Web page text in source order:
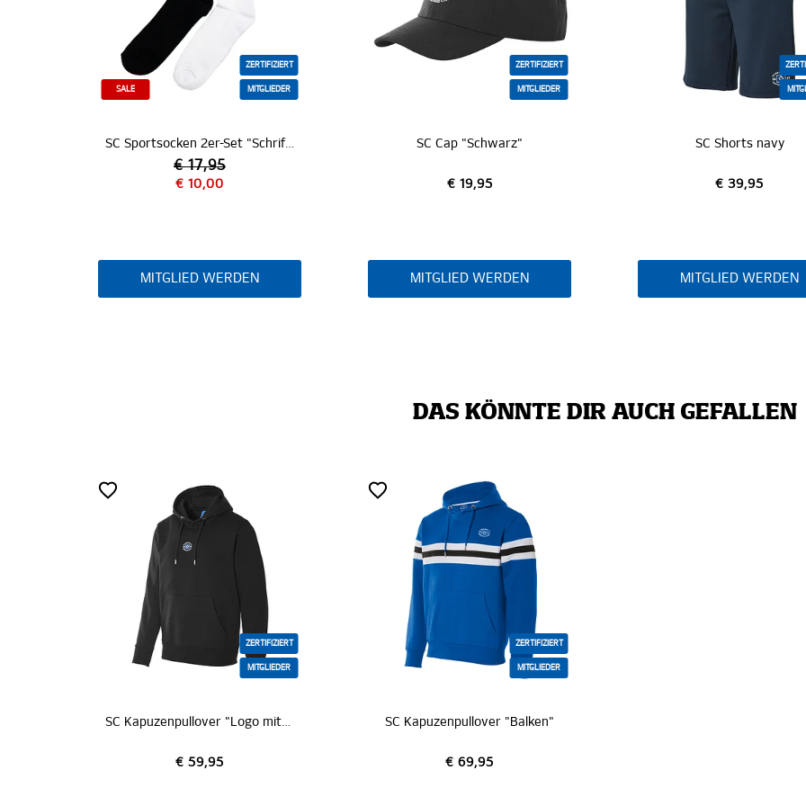
SALE
ZERTIFIZIERT
MITGLIEDER
SC Sportsocken 2er-Set "Schriftzug"
€ 17,95
€ 10,00
MITGLIED WERDEN
ZERTIFIZIERT
MITGLIEDER
SC Cap "Schwarz"
€ 19,95
MITGLIED WERDEN
SC Shorts navy
€ 39,95
MITGLIED WERDEN
DAS KÖNNTE DIR AUCH GEFALLEN
ZERTIFIZIERT
MITGLIEDER
SC Kapuzenpullover "Logo mittig schwarz"
€ 59,95
ZERTIFIZIERT
MITGLIEDER
SC Kapuzenpullover "Balken"
€ 69,95